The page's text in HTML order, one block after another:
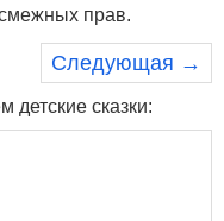
прав.
Следующая →
сказки: